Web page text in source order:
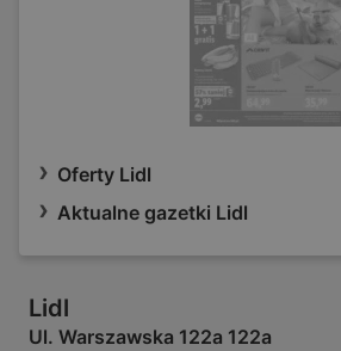
Oferty Lidl
Aktualne gazetki Lidl
Lidl
Ul. Warszawska 122a 122a